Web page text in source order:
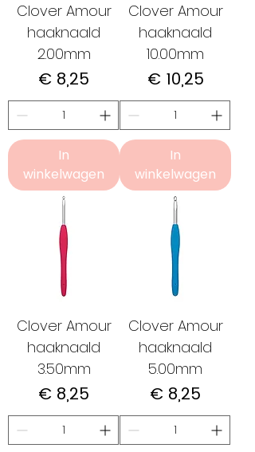
Clover Amour
haaknaald
2.00mm
Prijs
€ 8,25
In
winkelwagen
Clover Amour
haaknaald
10.00mm
Prijs
€ 10,25
In
winkelwagen
Clover Amour
haaknaald
3.50mm
Prijs
€ 8,25
Clover Amour
haaknaald
5.00mm
Prijs
€ 8,25